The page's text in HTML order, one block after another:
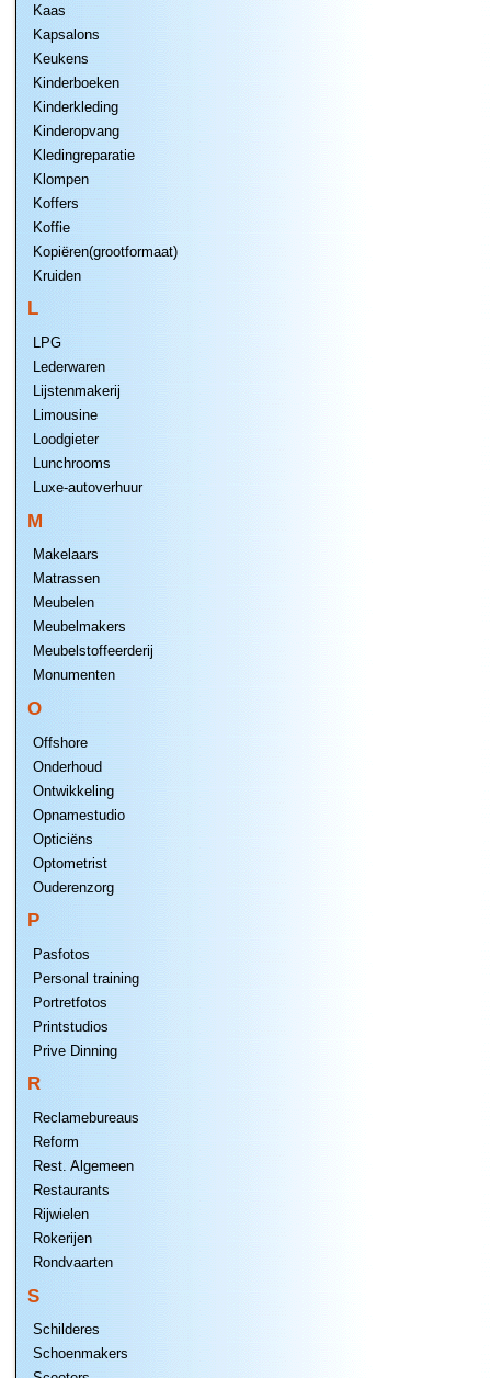
Kaas
Kapsalons
Keukens
Kinderboeken
Kinderkleding
Kinderopvang
Kledingreparatie
Klompen
Koffers
Koffie
Kopiëren(grootformaat)
Kruiden
L
LPG
Lederwaren
Lijstenmakerij
Limousine
Loodgieter
Lunchrooms
Luxe-autoverhuur
M
Makelaars
Matrassen
Meubelen
Meubelmakers
Meubelstoffeerderij
Monumenten
O
Offshore
Onderhoud
Ontwikkeling
Opnamestudio
Opticiëns
Optometrist
Ouderenzorg
P
Pasfotos
Personal training
Portretfotos
Printstudios
Prive Dinning
R
Reclamebureaus
Reform
Rest. Algemeen
Restaurants
Rijwielen
Rokerijen
Rondvaarten
S
Schilderes
Schoenmakers